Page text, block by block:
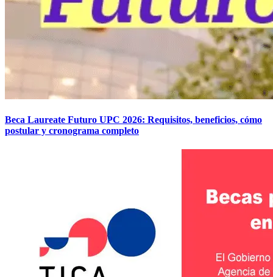
Beca Laureate Futuro UPC 2026: Requisitos, beneficios, cómo
postular y cronograma completo